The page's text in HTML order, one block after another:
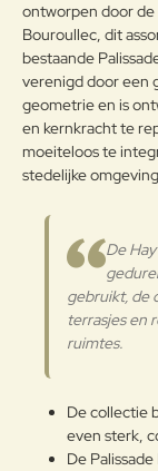
Gepoedercoat
Note:
Waardering:
g:
Slecht
Verder
ontworpen door de
Bouroullec, dit
bestaande
verenigd door een
geometrie en is
en kernkracht te
moeiteloos te
stedelijke
De
gebruikt, de
terrasjes en
ruimtes.
De collectie
even sterk,
De